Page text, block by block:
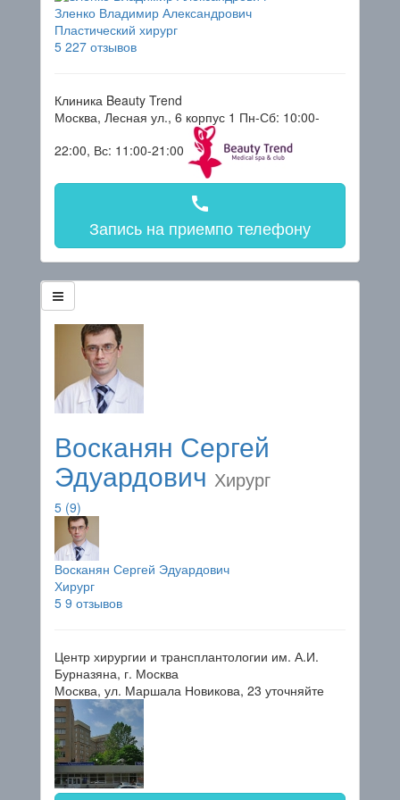
Зленко Владимир Александрович
Пластический хирург
5 227 отзывов
Клиника Beauty Trend
Москва, Лесная ул., 6 корпус 1 Пн-Сб: 10:00-
22:00, Вс: 11:00-21:00
call
Запись на приемпо телефону
Восканян Сергей
Эдуардович Хирург
5 (9)
Восканян Сергей Эдуардович
Хирург
5 9 отзывов
Центр хирургии и трансплантологии им. А.И.
Бурназяна, г. Москва
Москва, ул. Маршала Новикова, 23 уточняйте